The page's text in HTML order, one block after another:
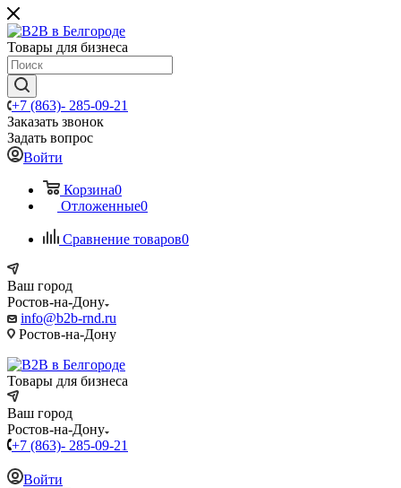
Товары для бизнеса
+7 (863)- 285-09-21
Заказать звонок
Задать вопрос
Войти
Корзина0
Отложенные0
Сравнение товаров0
Ваш город
Ростов-на-Дону
info@b2b-rnd.ru
Ростов-на-Дону
Товары для бизнеса
Ваш город
Ростов-на-Дону
+7 (863)- 285-09-21
Войти